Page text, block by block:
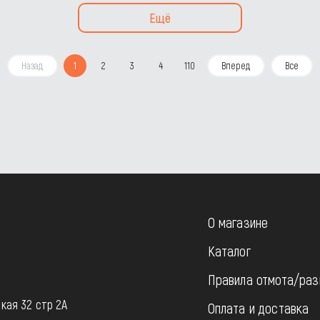
Ещё
Назад 1 2 3 4 110 Вперед Все
32 стр 2А
О магазине
Каталог
Правила отмота/
Оплата и доставка